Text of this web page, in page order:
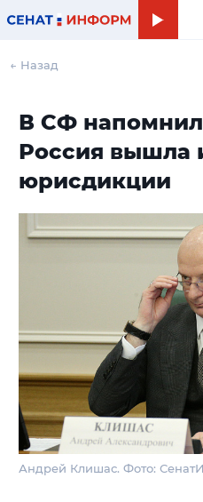
← Назад
В СФ
Россия вышла
юрисдикции
Андрей Клишас. Фото: